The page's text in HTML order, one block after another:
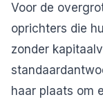
Voor de
oprichters die
zonder
haar plaats om